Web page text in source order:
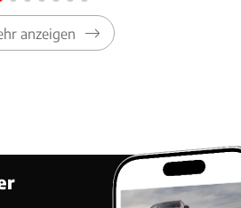
anzeigen